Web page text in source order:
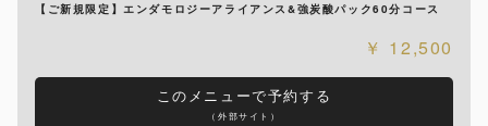
【ご新規限定】エンダモロジーアライアンス&強炭酸パック60分コース
12,500
このメニューで予約する
（外部サイト）